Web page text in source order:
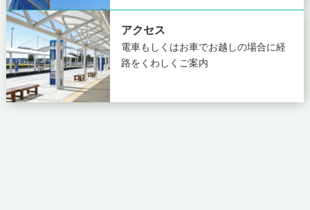
アクセス
電車もしくはお車でお越しの場合に経
路をくわしくご案内